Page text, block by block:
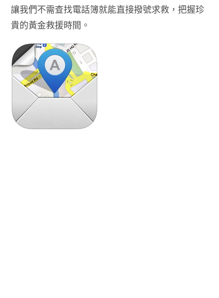
讓我們不需查找電話簿就能直接撥號求救，把握珍
貴的黃金救援時間。